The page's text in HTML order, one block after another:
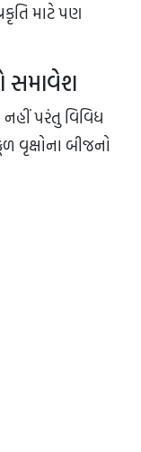
માટે પણ
સમાવેશ
પરંતુ વિવિધ
વૃક્ષોના બીજનો